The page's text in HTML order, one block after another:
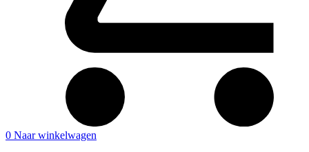
0 Naar winkelwagen